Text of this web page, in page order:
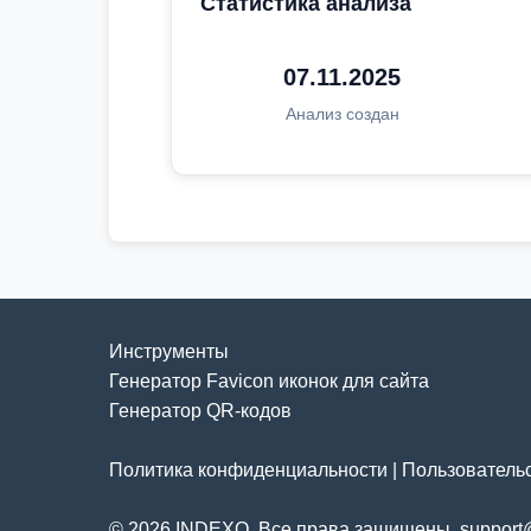
07.11.2025
Анализ создан
Инструменты
Генератор Favicon иконок для сайта
Генератор QR-кодов
Политика конфиденциальности